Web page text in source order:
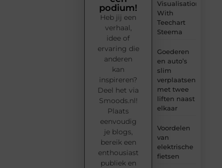
Visualisation
With
Teechart
Steema
Goederen
en auto’s
slim
verplaatsen
met twee
liften naast
elkaar
Voordelen
van
elektrische
fietsen
podium!
Heb jij een
verhaal,
idee of
ervaring die
anderen
kan
inspireren?
Deel het via
Smoods.nl!
Plaats
eenvoudig
je blogs,
bereik een
enthousiast
publiek en